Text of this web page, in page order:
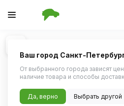
1/1
(W5W / W2,1*9 5d T10)
(YADA)
Ваш город Санкт-
От выбранного города зависят
наличие товара и способы
Да, верно Выбрать другой